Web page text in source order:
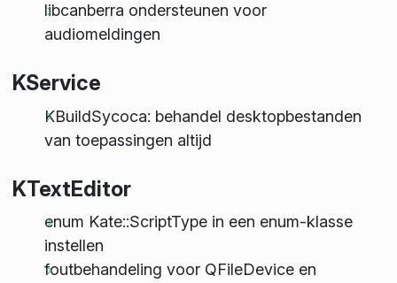
libcanberra ondersteunen voor
audiomeldingen
KService
KBuildSycoca: behandel desktopbestanden
van toepassingen altijd
KTextEditor
enum Kate::ScriptType in een enum-klasse
instellen
foutbehandeling voor QFileDevice en